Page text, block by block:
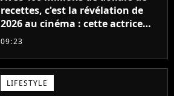
recettes, c'est la révélation de
2026 au cinéma : cette actrice
adorée prête à remplacer
09:23
LIFESTYLE